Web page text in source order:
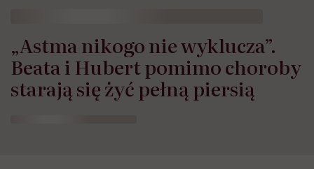
„Astma nikogo nie wyklucza”.
Beata i Hubert pomimo choroby
starają się żyć pełną piersią